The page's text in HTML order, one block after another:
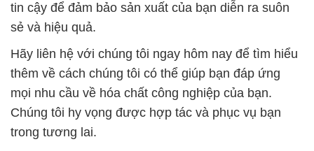
tin cậy để đảm bảo sản xuất của bạn diễn ra suôn
sẻ và hiệu quả.
Hãy liên hệ với chúng tôi ngay hôm nay để tìm hiểu
thêm về cách chúng tôi có thể giúp bạn đáp ứng
mọi nhu cầu về hóa chất công nghiệp của bạn.
Chúng tôi hy vọng được hợp tác và phục vụ bạn
trong tương lai.